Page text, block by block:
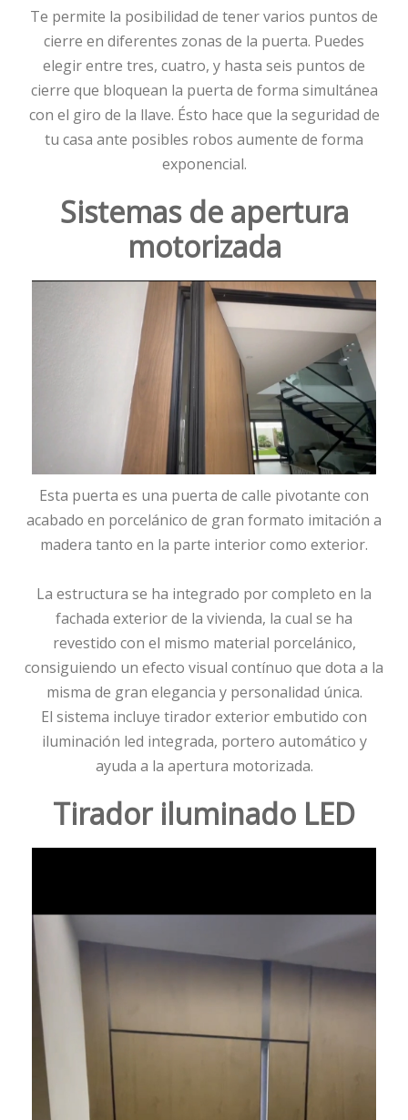
Te permite la posibilidad de tener varios puntos de
cierre en diferentes zonas de la puerta. Puedes
elegir entre tres, cuatro, y hasta seis puntos de
cierre que bloquean la puerta de forma simultánea
con el giro de la llave. Ésto hace que la seguridad de
tu casa ante posibles robos aumente de forma
exponencial.
Sistemas de apertura
motorizada
Esta puerta es una puerta de calle pivotante con
acabado en porcelánico de gran formato imitación a
madera tanto en la parte interior como exterior.
La estructura se ha integrado por completo en la
fachada exterior de la vivienda, la cual se ha
revestido con el mismo material porcelánico,
consiguiendo un efecto visual contínuo que dota a la
misma de gran elegancia y personalidad única.
El sistema incluye tirador exterior embutido con
iluminación led integrada, portero automático y
ayuda a la apertura motorizada.
Tirador iluminado LED